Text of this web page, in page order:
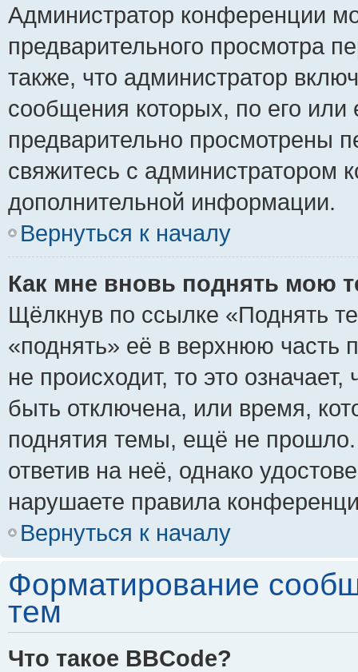
Администратор конференции
предварительного просмотра
также, что администратор
сообщения которых, по его
предварительно просмотрены
свяжитесь с администратором
дополнительной информации.
Вернуться к началу
Как мне вновь поднять мою
Щёлкнув по ссылке «Поднять
«поднять» её в верхнюю часть
не происходит, то это
быть отключена, или время,
поднятия темы, ещё не
ответив на неё, однако
нарушаете правила
Вернуться к началу
Форматирование
тем
Что такое BBCode?